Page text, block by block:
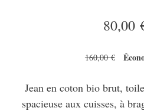
80,00
160,00 €
Jean en coton bio brut,
spacieuse aux cuisses, à